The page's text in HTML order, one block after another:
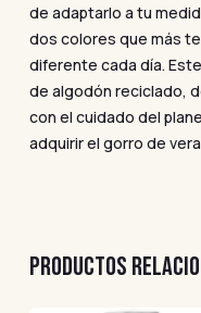
de adaptarlo a tu
dos colores que más
diferente cada día.
de algodón reciclado,
con el cuidado del
adquirir el gorro de
PRODUCTOS